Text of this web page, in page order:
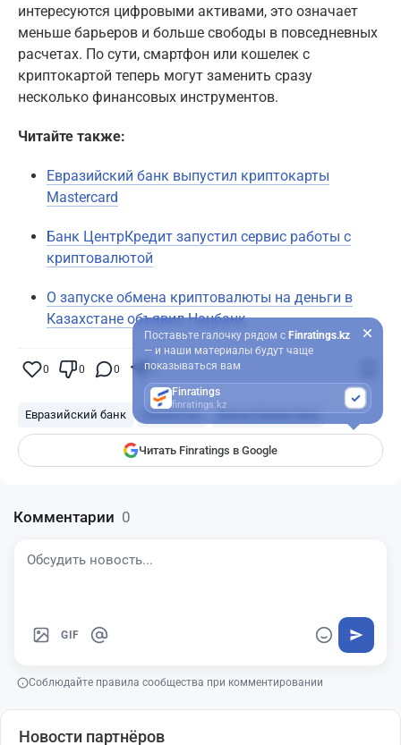
интересуются цифровыми активами, это означает
меньше барьеров и больше свободы в повседневных
расчетах. По сути, смартфон или кошелек с
криптокартой теперь могут заменить сразу
несколько финансовых инструментов.
Читайте также:
Евразийский банк выпустил криптокарты
Mastercard
Банк ЦентрКредит запустил сервис работы с
криптовалютой
О запуске обмена криптовалюты на деньги в
Казахстане объявил Нацбанк
0 0 0 0
Евразийский банк Казахстан Банки Казахстана
Читать Finratings в Google
Поставьте галочку рядом с Finratings.kz
— и наши материалы будут чаще
показываться вам
Finratings
finratings.kz
Комментарии 0
GIF
Соблюдайте правила сообщества при комментировании